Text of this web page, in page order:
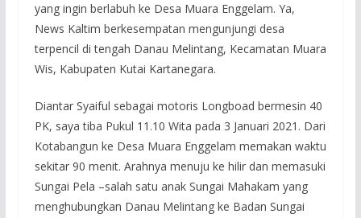
yang ingin berlabuh ke Desa Muara Enggelam. Ya,
News Kaltim berkesempatan mengunjungi desa
terpencil di tengah Danau Melintang, Kecamatan Muara
Wis, Kabupaten Kutai Kartanegara.
Diantar Syaiful sebagai motoris Longboad bermesin 40
PK, saya tiba Pukul 11.10 Wita pada 3 Januari 2021. Dari
Kotabangun ke Desa Muara Enggelam memakan waktu
sekitar 90 menit. Arahnya menuju ke hilir dan memasuki
Sungai Pela –salah satu anak Sungai Mahakam yang
menghubungkan Danau Melintang ke Badan Sungai